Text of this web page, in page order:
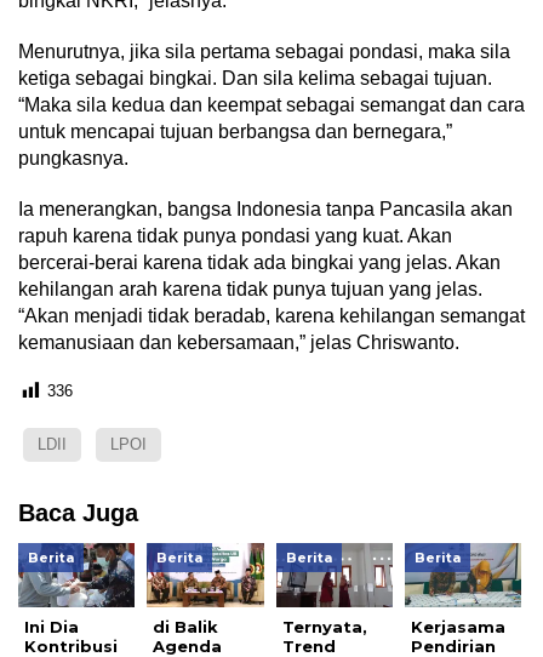
Menurutnya, jika sila pertama sebagai pondasi, maka sila
ketiga sebagai bingkai. Dan sila kelima sebagai tujuan.
“Maka sila kedua dan keempat sebagai semangat dan cara
untuk mencapai tujuan berbangsa dan bernegara,”
pungkasnya.
Ia menerangkan, bangsa Indonesia tanpa Pancasila akan
rapuh karena tidak punya pondasi yang kuat. Akan
bercerai-berai karena tidak ada bingkai yang jelas. Akan
kehilangan arah karena tidak punya tujuan yang jelas.
“Akan menjadi tidak beradab, karena kehilangan semangat
kemanusiaan dan kebersamaan,” jelas Chriswanto.
336
LDII LPOI
Baca Juga
Berita
Ini Dia
Kontribusi
Berita
di Balik
Agenda
Berita
Ternyata,
Trend
Berita
Kerjasama
Pendirian